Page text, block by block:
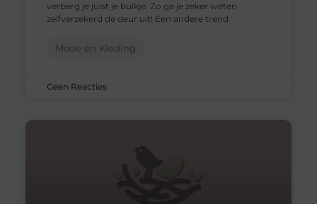
verberg je juist je buikje. Zo ga je zeker weten
zelfverzekerd de deur uit! Een andere trend
Mode en Kleding
Geen Reacties